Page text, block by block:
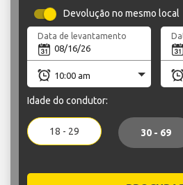
Devolução no mesmo local
Data de levantamento
Idade do condutor:
18 - 29 30 - 69